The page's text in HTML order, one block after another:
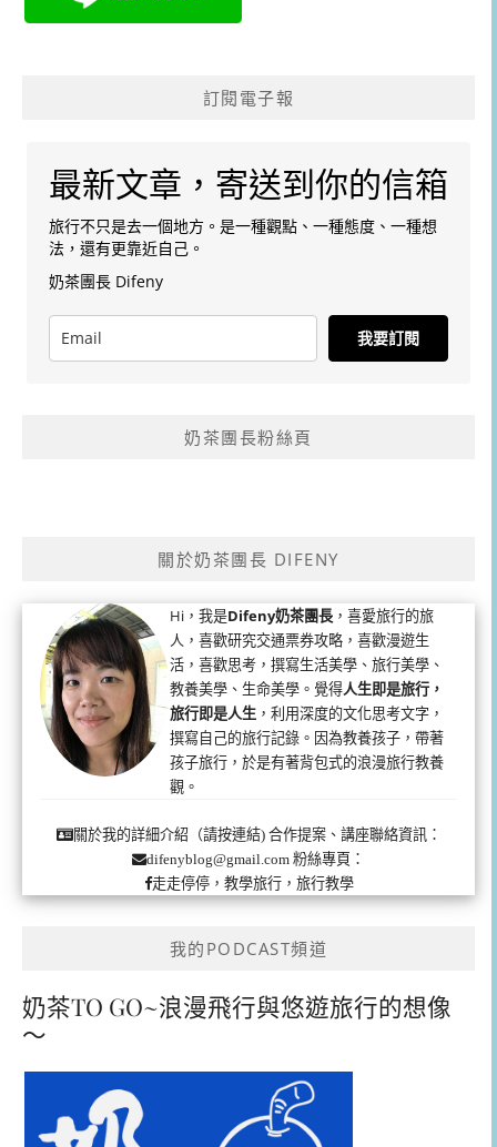
訂閱電子報
最新文章，寄送到你的信箱
旅行不只是去一個地方。是一種觀點、一種態度、一種想
法，還有更靠近自己。
奶茶團長 Difeny
我要訂閱
奶茶團長粉絲頁
關於奶茶團長 DIFENY
Hi，我是Difeny奶茶團長 ，喜愛旅行的旅
人，喜歡研究交通票券攻略，喜歡漫遊生
活，喜歡思考，撰寫生活美學、旅行美學、
教養美學、生命美學。覺得人生即是旅行，
旅行即是人生 ，利用深度的文化思考文字，
撰寫自己的旅行記錄。因為教養孩子，帶著
孩子旅行，於是有著背包式的浪漫旅行教養
觀。
關於我的詳細介紹（請按連結)合作提案、講座聯絡資訊：
difenyblog@gmail.com 粉絲專頁：
走走停停，教學旅行，旅行教學
我的PODCAST頻道
奶茶TO GO~浪漫飛行與悠遊旅行的想像
～